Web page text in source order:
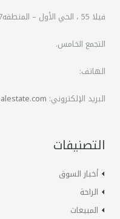
فيلا 55 ، الحي الأول – المنطقه7
التجمع الخامس.
الهاتف:
البريد الإلكتروني:
التصنيفات
أخبار السوق
الراحة
المبيعات